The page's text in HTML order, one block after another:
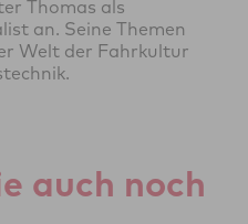
Thomas als
an. Seine Themen
Welt der Fahrkultur
auch noch